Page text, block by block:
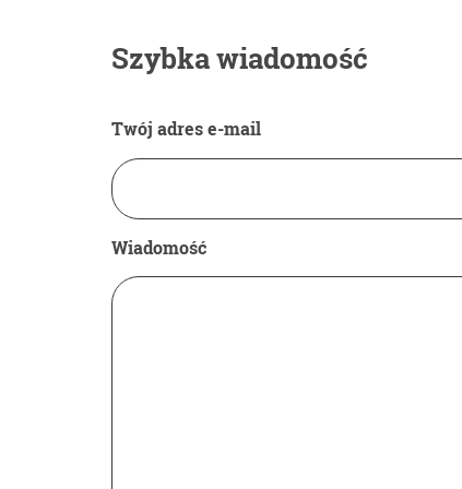
Szybka wiadomość
Twój adres e-mail
Wiadomość